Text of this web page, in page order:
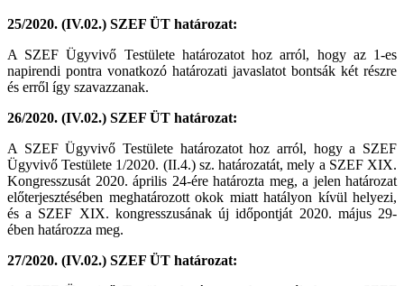
25/2020. (IV.02.) SZEF ÜT határozat:
A SZEF Ügyvivő Testülete határozatot hoz arról, hogy az 1-es
napirendi pontra vonatkozó határozati javaslatot bontsák két részre
és erről így szavazzanak.
26/2020. (IV.02.) SZEF ÜT határozat:
A SZEF Ügyvivő Testülete határozatot hoz arról, hogy a SZEF
Ügyvivő Testülete 1/2020. (II.4.) sz. határozatát, mely a SZEF XIX.
Kongresszusát 2020. április 24-ére határozta meg, a jelen határozat
előterjesztésében meghatározott okok miatt hatályon kívül helyezi,
és a SZEF XIX. kongresszusának új időpontját 2020. május 29-
ében határozza meg.
27/2020. (IV.02.) SZEF ÜT határozat: